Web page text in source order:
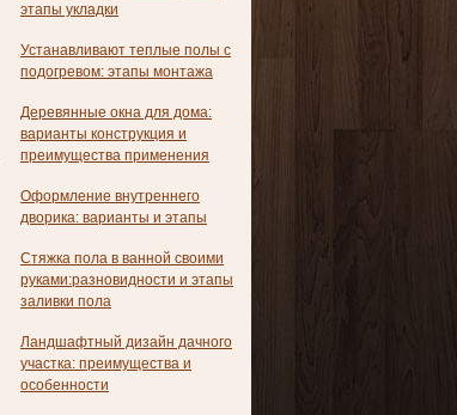
этапы укладки
Устанавливают теплые полы с
подогревом: этапы монтажа
Деревянные окна для дома:
варианты конструкция и
преимущества применения
Оформление внутреннего
дворика: варианты и этапы
Стяжка пола в ванной своими
руками:разновидности и этапы
заливки пола
Ландшафтный дизайн дачного
участка: преимущества и
особенности